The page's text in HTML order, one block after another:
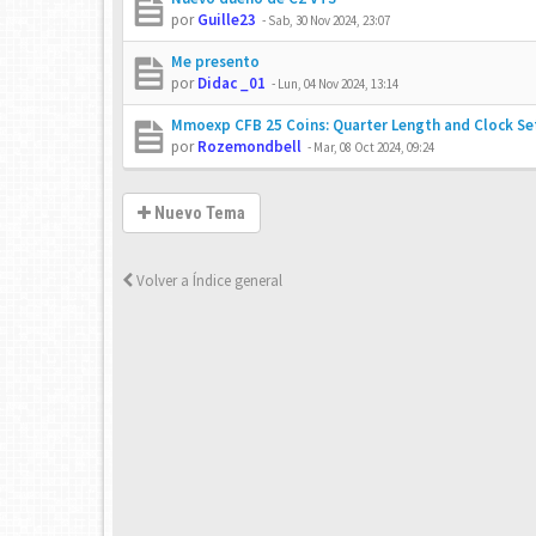
porGuille23 - Sab, 30 Nov 2024, 23:07
Me presento
porDidac _01 - Lun, 04 Nov 2024, 13:14
Mmoexp CFB 25 Coins: Quarter Length and Clock
porRozemondbell - Mar, 08 Oct 2024, 09:24
Nuevo Tema
Volver a Índice general